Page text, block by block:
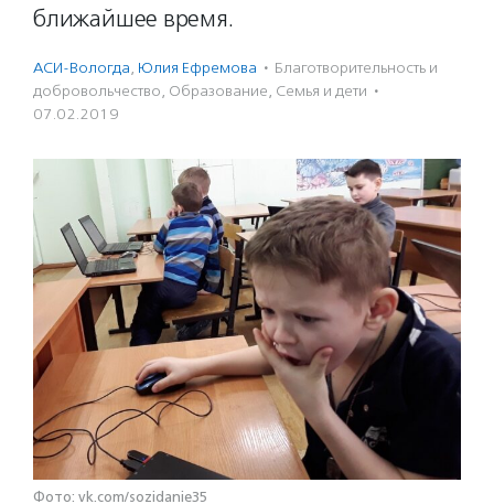
ближайшее время.
АСИ-Вологда, Юлия Ефремова · Благотвори­тель­ность и
доброволь­чест­во, Образование, Семья и дети ·
07.02.2019
Фото: vk.com/sozidanie35